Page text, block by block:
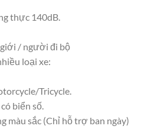
thực 140dB.
/ người đi bộ
loại xe:
Tricycle.
biển số.
màu sắc (Chỉ hỗ trợ ban ngày)